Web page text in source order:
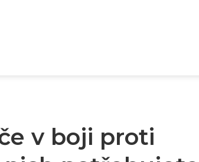
v boji proti